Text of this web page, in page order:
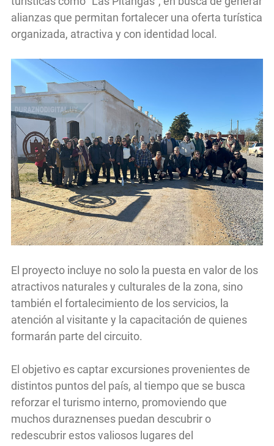
alianzas que permitan fortalecer una oferta turística
organizada, atractiva y con identidad local.
El proyecto incluye no solo la puesta en valor de los
atractivos naturales y culturales de la zona, sino
también el fortalecimiento de los servicios, la
atención al visitante y la capacitación de quienes
formarán parte del circuito.
El objetivo es captar excursiones provenientes de
distintos puntos del país, al tiempo que se busca
reforzar el turismo interno, promoviendo que
muchos duraznenses puedan descubrir o
redescubrir estos valiosos lugares del